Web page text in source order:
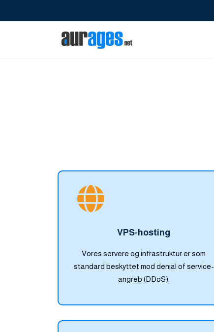
VPS-hosting
Vores servere og infrastruktur er som
standard beskyttet mod denial of service-
angreb (DDoS).